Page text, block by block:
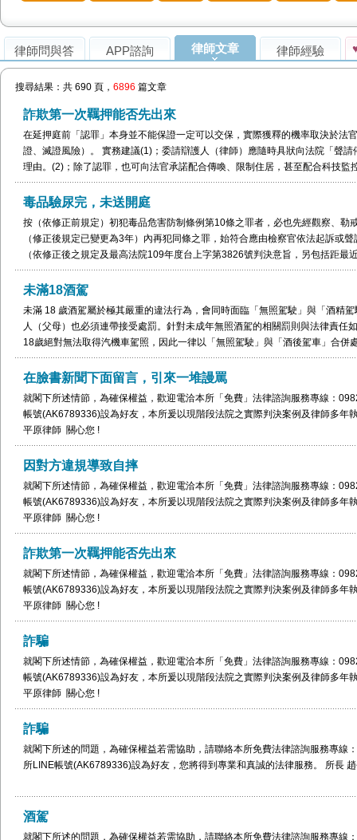
律師問與答 APP諮詢 律師文章 律師經驗
搜尋結果：共 690 頁，6896 篇文章
詐欺第一次羈押能否先出來
在延押庭前「認罪」本身並不能保證一定可以交保，實際獲釋的機率取決於法
證、滅證風險）。 實務建議(1)；委請辯護人（律師）應隨時具狀向法院「聲
理由。(2)；除了認罪，也可向法官承諾配合傳喚、限制住居，甚至配合科技監
機會。 為確保權益，若需律師協助，請洽本所「免費」法律諮詢服務專線：
(AK6789336)設為好友，您將得到專業和真誠的法律服務。 所長 趙平原律師
毒品驗尿完，未送開庭
按（依修正前規定）初犯毒品危害防制條例第10條之罪者，必也先經觀察、勒
（修正後規定已變更為3年）內再犯同條之罪，始符合應由檢察官依法起訴或
（依修正後之規定及最高法院109年度台上字第3826號判決意旨，另包括距最
已逾3年者）上開之罪，由檢察官聲請法院裁定觀察、勒戒確定，在該觀察、
形，因行為人未曾受觀察、勒戒或強制戒治執行完畢之處分，即與法定訴追之
屬不合，其起訴之程序違背規定，法院應諭知不受理之判決，始為適法（最高
照）。行為人倘多次施用毒品犯行，法院僅需裁定1個保安處分，縱經法院多
為人於經裁定送觀察、勒戒執行完畢前，無論其施用毒品級別如何，亦不問有
第10條者」，應聲請法院裁定令入勒戒處所觀察、勒戒，並未區分所施用之毒
查獲前施用第一級、第二級等各式多種毒品，也不會因此需分受多次之觀察、
勒戒治療，與刑事追訴採一罪一罰之概念並不相同，從施用毒品處遇之立法目
效力，均應及於行為人預備供施用而持有其他毒品部分始屬合理。否則一方面
之行為人，藉由觀察、勒戒及不起訴處分等程序，使其得以進行比刑事追訴更
為人預備施用而未及施用之持有其他毒品行為再為追訴處罰，就（初次）施用
年之行為人，一旦經檢察官聲請法院裁定觀察、勒戒，在此觀察、勒戒裁定執
施用而未及施用之持有毒品罪，均應為該觀察、勒戒之程序效力所及，而不應
戒執行完畢前所犯不法程度較高之施用毒品罪可不予追訴處罰，所犯不法程度
服務專線0982-100565 & 0968-379565或請加入LINE ID (AK6789336)設為好
例等相關法律資訊以及律師歷年經辦民刑事案件之實務經驗與您分享。 本所服
市、桃園、新竹、苗栗、台中、南投、彰化、雲林、嘉義、台南、高雄、橋頭
律師 關心您 !
未滿18酒駕
未滿 18 歲酒駕屬於極其嚴重的違法行為，會同時面臨「無照駕駛」與「酒精
人（父母）也必須連帶接受處罰。針對未成年無照酒駕的相關罰則與法律責任
18歲絕對無法取得汽機車駕照，因此一律以「無照駕駛」與「酒後駕車」合併
5,000元至9萬元罰鍰；汽車初犯處3 萬至12萬元罰鍰。• 無照駕駛罰鍰：處新
場強制措施：車輛會被當場移置保管（扣車）並吊銷或吊扣該車輛牌照。• 2.
通安全講習。3. 刑事責任（移送少年法庭）若吐氣酒精濃度達每公升0.25毫克
犯《刑法》第185條之3「不能安全駕駛罪」（公共危險罪）。• 因駕駛人未滿
處理法》審理，由法官裁定保護處分（如訓誡、假日生活輔導、保護管束）或
就現階段法院各項的實際判決案例等相關法律資訊以及律師歷年經辦民刑事案
蘭、基隆、台北、士林、新北市、桃園、新竹、苗栗、台中、南投、彰化、雲
東、花蓮、澎湖。所長 趙平原律師 關心您 !
在臉書新聞下面留言，引來一堆謾罵
就閣下所述情節，為確保權益，歡迎電洽本所「免費」法律諮詢服務專線：
帳號(AK6789336)設為好友，本所爰以現階段法院之實際判決案例及律師多年
平原律師 關心您 !
因對方違規導致自摔
就閣下所述情節，為確保權益，歡迎電洽本所「免費」法律諮詢服務專線：
帳號(AK6789336)設為好友，本所爰以現階段法院之實際判決案例及律師多年
平原律師 關心您 !
詐欺第一次羈押能否先出來
就閣下所述情節，為確保權益，歡迎電洽本所「免費」法律諮詢服務專線：
帳號(AK6789336)設為好友，本所爰以現階段法院之實際判決案例及律師多年
平原律師 關心您 !
詐騙
就閣下所述情節，為確保權益，歡迎電洽本所「免費」法律諮詢服務專線：
帳號(AK6789336)設為好友，本所爰以現階段法院之實際判決案例及律師多年
平原律師 關心您 !
詐騙
就閣下所述的問題，為確保權益若需協助，請聯絡本所免費法律諮詢服務專
所LINE帳號(AK6789336)設為好友，您將得到專業和真誠的法律服務。 所長
酒駕
就閣下所述的問題，為確保權益若需協助，請聯絡本所免費法律諮詢服務專